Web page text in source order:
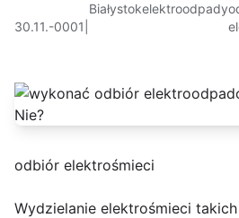
30.11.-0001
Białystokelektroodpady
odbiór elektrośmieci
Wydzielanie elektrośmieci